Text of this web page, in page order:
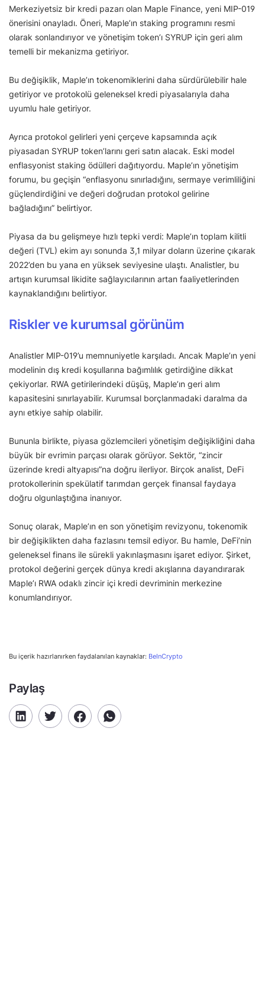
Merkeziyetsiz bir kredi pazarı olan Maple Finance, yeni MIP-019
önerisini onayladı. Öneri, Maple’ın staking programını resmi
olarak sonlandırıyor ve yönetişim token’ı SYRUP için geri alım
temelli bir mekanizma getiriyor.
Bu değişiklik, Maple’ın tokenomiklerini daha sürdürülebilir hale
getiriyor ve protokolü geleneksel kredi piyasalarıyla daha
uyumlu hale getiriyor.
Ayrıca protokol gelirleri yeni çerçeve kapsamında açık
piyasadan SYRUP token’larını geri satın alacak. Eski model
enflasyonist staking ödülleri dağıtıyordu. Maple’ın yönetişim
forumu, bu geçişin “enflasyonu sınırladığını, sermaye verimliliğini
güçlendirdiğini ve değeri doğrudan protokol gelirine
bağladığını” belirtiyor.
Piyasa da bu gelişmeye hızlı tepki verdi: Maple’ın toplam kilitli
değeri (TVL) ekim ayı sonunda 3,1 milyar doların üzerine çıkarak
2022’den bu yana en yüksek seviyesine ulaştı. Analistler, bu
artışın kurumsal likidite sağlayıcılarının artan faaliyetlerinden
kaynaklandığını belirtiyor.
Riskler ve kurumsal görünüm
Analistler MIP-019’u memnuniyetle karşıladı. Ancak Maple’ın yeni
modelinin dış kredi koşullarına bağımlılık getirdiğine dikkat
çekiyorlar. RWA getirilerindeki düşüş, Maple’ın geri alım
kapasitesini sınırlayabilir. Kurumsal borçlanmadaki daralma da
aynı etkiye sahip olabilir.
Bununla birlikte, piyasa gözlemcileri yönetişim değişikliğini daha
büyük bir evrimin parçası olarak görüyor. Sektör, “zincir
üzerinde kredi altyapısı”na doğru ilerliyor. Birçok analist, DeFi
protokollerinin spekülatif tarımdan gerçek finansal faydaya
doğru olgunlaştığına inanıyor.
Sonuç olarak, Maple’ın en son yönetişim revizyonu, tokenomik
bir değişiklikten daha fazlasını temsil ediyor. Bu hamle, DeFi’nin
geleneksel finans ile sürekli yakınlaşmasını işaret ediyor. Şirket,
protokol değerini gerçek dünya kredi akışlarına dayandırarak
Maple’ı RWA odaklı zincir içi kredi devriminin merkezine
konumlandırıyor.
Bu içerik hazırlanırken faydalanılan kaynaklar: BeInCrypto
Paylaş